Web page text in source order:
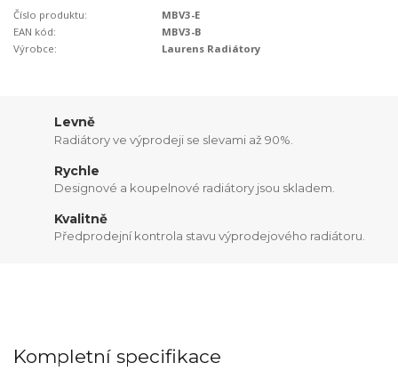
Číslo produktu:
MBV3-E
EAN kód:
MBV3-B
Výrobce:
Laurens Radiátory
Levně
Radiátory ve výprodeji se slevami až 90%.
Rychle
Designové a koupelnové radiátory jsou skladem.
Kvalitně
Předprodejní kontrola stavu výprodejového radiátoru.
Kompletní specifikace